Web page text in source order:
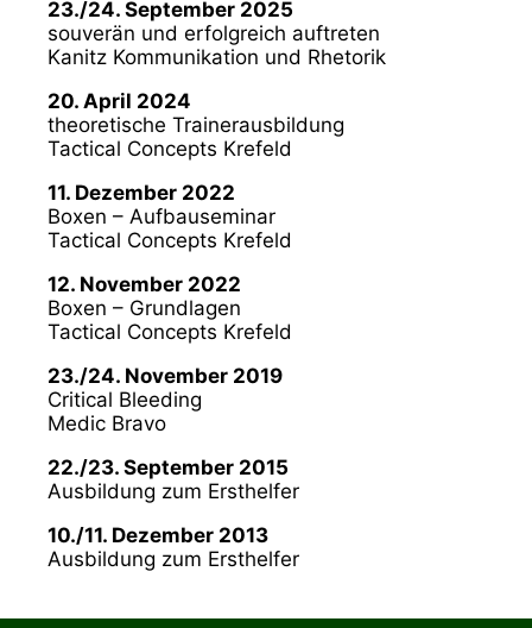
23./24. September 2025
souverän und erfolgreich auftreten
Kanitz Kommunikation und Rhetorik
20. April 2024
theoretische Trainerausbildung
Tactical Concepts Krefeld
11. Dezember 2022
Boxen – Aufbauseminar
Tactical Concepts Krefeld
12. November 2022
Boxen – Grundlagen
Tactical Concepts Krefeld
23./24. November 2019
Critical Bleeding
Medic Bravo
22./23. September 2015
Ausbildung zum Ersthelfer
10./11. Dezember 2013
Ausbildung zum Ersthelfer